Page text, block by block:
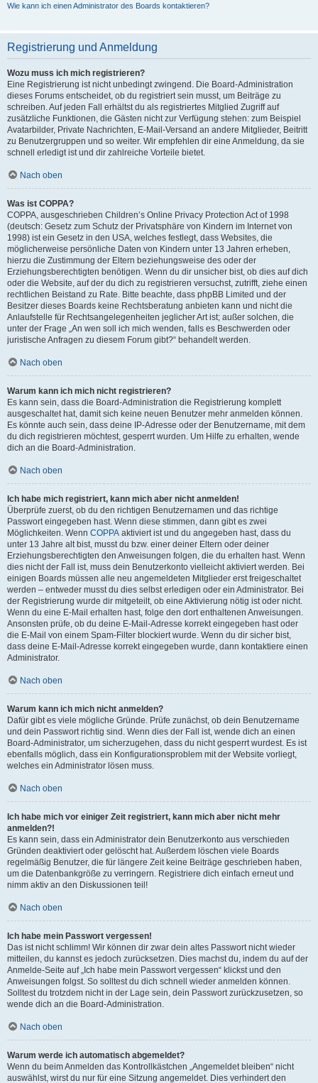
Wie kann ich einen Administrator des Boards kontaktieren?
Registrierung und Anmeldung
Wozu muss ich mich registrieren?
Eine Registrierung ist nicht unbedingt zwingend. Die Board-Administration
dieses Forums entscheidet, ob du registriert sein musst, um Beiträge zu
schreiben. Auf jeden Fall erhältst du als registriertes Mitglied Zugriff auf
zusätzliche Funktionen, die Gästen nicht zur Verfügung stehen: zum Beispiel
Avatarbilder, Private Nachrichten, E-Mail-Versand an andere Mitglieder, Beitritt
zu Benutzergruppen und so weiter. Wir empfehlen dir eine Anmeldung, da sie
schnell erledigt ist und dir zahlreiche Vorteile bietet.
Nach oben
Was ist COPPA?
COPPA, ausgeschrieben Children’s Online Privacy Protection Act of 1998
(deutsch: Gesetz zum Schutz der Privatsphäre von Kindern im Internet von
1998) ist ein Gesetz in den USA, welches festlegt, dass Websites, die
möglicherweise persönliche Daten von Kindern unter 13 Jahren erheben,
hierzu die Zustimmung der Eltern beziehungsweise des oder der
Erziehungsberechtigten benötigen. Wenn du dir unsicher bist, ob dies auf dich
oder die Website, auf der du dich zu registrieren versuchst, zutrifft, ziehe einen
rechtlichen Beistand zu Rate. Bitte beachte, dass phpBB Limited und der
Besitzer dieses Boards keine Rechtsberatung anbieten kann und nicht die
Anlaufstelle für Rechtsangelegenheiten jeglicher Art ist; außer solchen, die
unter der Frage „An wen soll ich mich wenden, falls es Beschwerden oder
juristische Anfragen zu diesem Forum gibt?“ behandelt werden.
Nach oben
Warum kann ich mich nicht registrieren?
Es kann sein, dass die Board-Administration die Registrierung komplett
ausgeschaltet hat, damit sich keine neuen Benutzer mehr anmelden können.
Es könnte auch sein, dass deine IP-Adresse oder der Benutzername, mit dem
du dich registrieren möchtest, gesperrt wurden. Um Hilfe zu erhalten, wende
dich an die Board-Administration.
Nach oben
Ich habe mich registriert, kann mich aber nicht anmelden!
Überprüfe zuerst, ob du den richtigen Benutzernamen und das richtige
Passwort eingegeben hast. Wenn diese stimmen, dann gibt es zwei
Möglichkeiten. Wenn COPPA aktiviert ist und du angegeben hast, dass du
unter 13 Jahre alt bist, musst du bzw. einer deiner Eltern oder deiner
Erziehungsberechtigten den Anweisungen folgen, die du erhalten hast. Wenn
dies nicht der Fall ist, muss dein Benutzerkonto vielleicht aktiviert werden. Bei
einigen Boards müssen alle neu angemeldeten Mitglieder erst freigeschaltet
werden – entweder musst du dies selbst erledigen oder ein Administrator. Bei
der Registrierung wurde dir mitgeteilt, ob eine Aktivierung nötig ist oder nicht.
Wenn du eine E-Mail erhalten hast, folge den dort enthaltenen Anweisungen.
Ansonsten prüfe, ob du deine E-Mail-Adresse korrekt eingegeben hast oder
die E-Mail von einem Spam-Filter blockiert wurde. Wenn du dir sicher bist,
dass deine E-Mail-Adresse korrekt eingegeben wurde, dann kontaktiere einen
Administrator.
Nach oben
Warum kann ich mich nicht anmelden?
Dafür gibt es viele mögliche Gründe. Prüfe zunächst, ob dein Benutzername
und dein Passwort richtig sind. Wenn dies der Fall ist, wende dich an einen
Board-Administrator, um sicherzugehen, dass du nicht gesperrt wurdest. Es ist
ebenfalls möglich, dass ein Konfigurationsproblem mit der Website vorliegt,
welches ein Administrator lösen muss.
Nach oben
Ich habe mich vor einiger Zeit registriert, kann mich aber nicht mehr
anmelden?!
Es kann sein, dass ein Administrator dein Benutzerkonto aus verschieden
Gründen deaktiviert oder gelöscht hat. Außerdem löschen viele Boards
regelmäßig Benutzer, die für längere Zeit keine Beiträge geschrieben haben,
um die Datenbankgröße zu verringern. Registriere dich einfach erneut und
nimm aktiv an den Diskussionen teil!
Nach oben
Ich habe mein Passwort vergessen!
Das ist nicht schlimm! Wir können dir zwar dein altes Passwort nicht wieder
mitteilen, du kannst es jedoch zurücksetzen. Dies machst du, indem du auf der
Anmelde-Seite auf „Ich habe mein Passwort vergessen“ klickst und den
Anweisungen folgst. So solltest du dich schnell wieder anmelden können.
Solltest du trotzdem nicht in der Lage sein, dein Passwort zurückzusetzen, so
wende dich an die Board-Administration.
Nach oben
Warum werde ich automatisch abgemeldet?
Wenn du beim Anmelden das Kontrollkästchen „Angemeldet bleiben“ nicht
auswählst, wirst du nur für eine Sitzung angemeldet. Dies verhindert den